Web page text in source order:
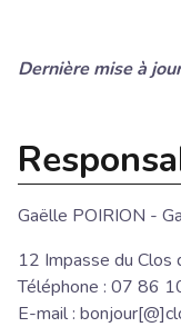
Dernière mise à
Gaëlle POIRION -
12 Impasse du Clos
Téléphone : 07 86
E-mail :